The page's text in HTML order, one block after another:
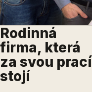
Rodinná
firma, která
za svou prací
stojí